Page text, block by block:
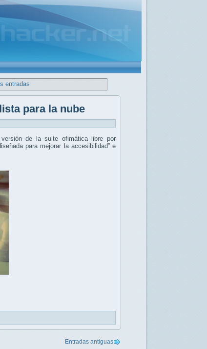
entradas
para la nube
versión de la suite ofimática libre por
para mejorar la accesibilidad” e
Entradas antiguas